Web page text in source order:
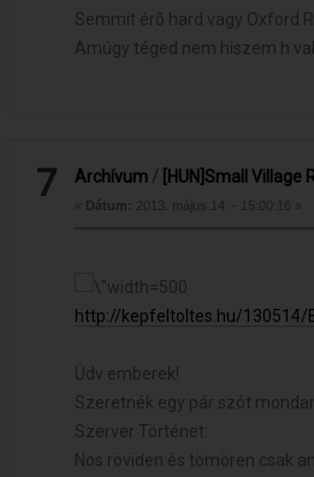
Semmit érõ hard vagy Oxford
Amúgy téged nem hiszem h
7 Archívum / [HUN]Small Village
« Dátum: 2013. május 14. - 15:00:16 »
http://kepfeltoltes.hu/130514/
Üdv emberek!
Szeretnék egy pár szót
Szerver Történet:
Nos röviden és tömören csak